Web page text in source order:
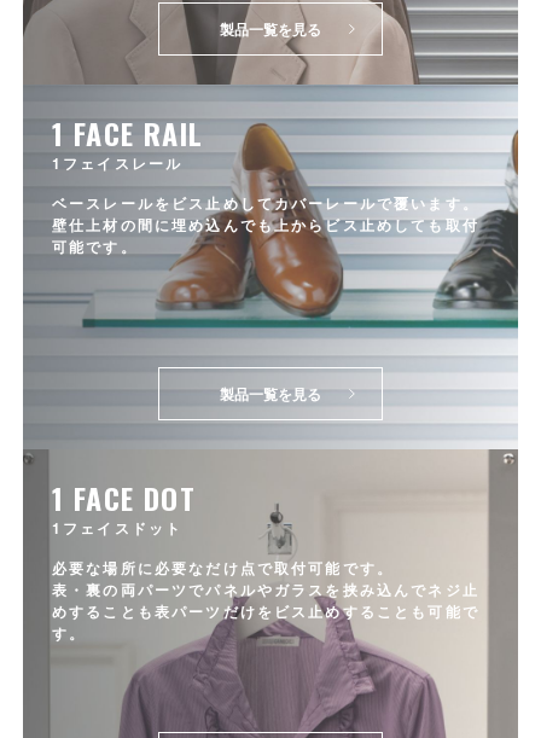
製品一覧を見る
1 FACE RAIL
1フェイスレール
ベースレールをビス止めしてカバーレールで覆います。
壁仕上材の間に埋め込んでも上からビス止めしても取付
可能です。
製品一覧を見る
1 FACE DOT
1フェイスドット
必要な場所に必要なだけ点で取付可能です。
表・裏の両パーツでパネルやガラスを挟み込んでネジ止
めすることも表パーツだけをビス止めすることも可能で
す。